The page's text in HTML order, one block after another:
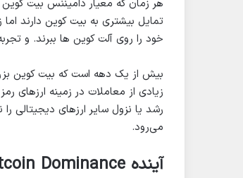
هر زمان که معیار دامیننس بیت
تمایل بیشتری به بیت کوین دارند
خود را روی آلت کوین ها ببرند. و
بیش از یک دهه است که بیت کوین
زیادی از معاملات در زمینه ارزهای
رشد یا نزول سایر ارزهای دیجیتالی
می‌رود.
آینده Bitcoin Dominance